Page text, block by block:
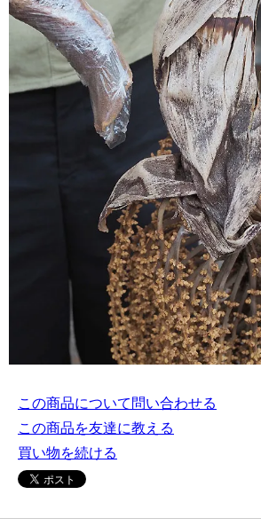
この商品について問い合わせる
この商品を友達に教える
買い物を続ける